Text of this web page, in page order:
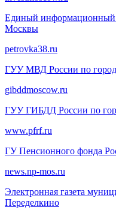
Единый информационный
Москвы
petrovka38.ru
ГУУ МВД России по
gibddmoscow.ru
ГУУ ГИБДД России по
www.pfrf.ru
ГУ Пенсионного фонда
news.np-mos.ru
Электронная газета
Переделкино